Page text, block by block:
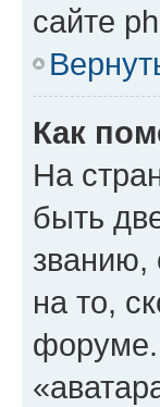
сайте
Как
На
быть
званию,
на то,
форуме.